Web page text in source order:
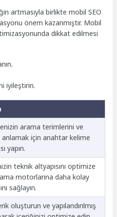
artmasıyla birlikte mobil SEO
önem kazanmıştır. Mobil
dikkat edilmesi
iyileştirin.
arama terimlerini ve
için anahtar kelime
yapın.
teknik altyapısını optimize
motorlarına daha kolay
sağlayın.
oluşturun ve yapılandırılmış